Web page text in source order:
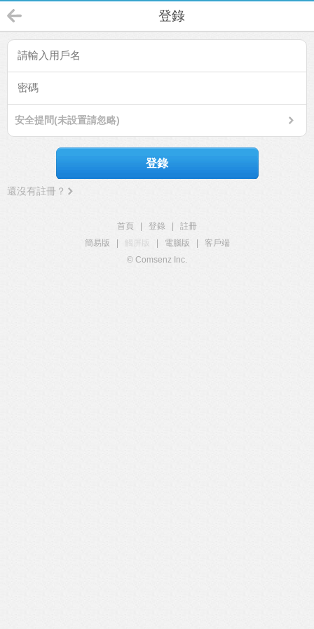
登錄
安全提問(未設置請忽略)
登錄
還沒有註冊？
首頁 登錄
註冊
簡易版
觸屏版 電腦版
客戶端
© Comsenz Inc.